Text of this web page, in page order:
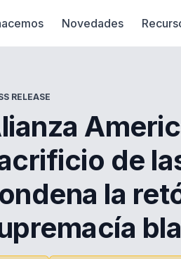
Novedades
RELEASE
de
la